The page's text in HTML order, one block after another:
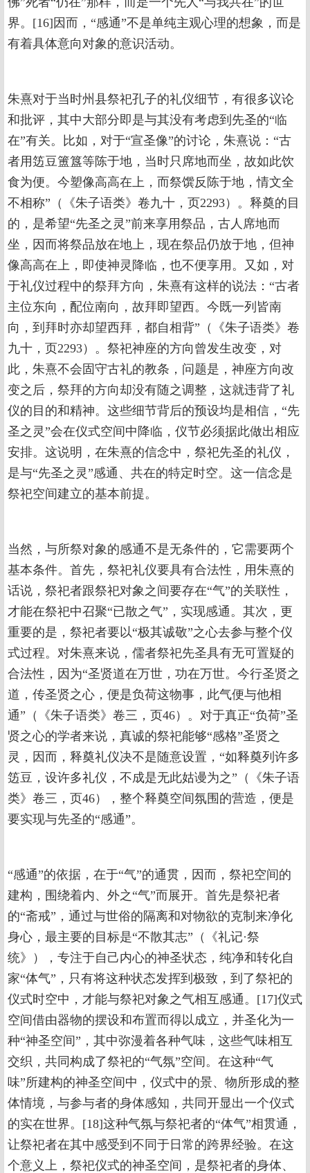
界。[16]因而，“感通”不是单纯主观心理的想象，而是
有着具体意向对象的意识活动。
朱熹对于当时州县祭祀孔子的礼仪细节，有很多议论
和批评，其中大部分即是与其没有考虑到先圣的“临
在”有关。比如，对于“宣圣像”的讨论，朱熹说：“古
者用笾豆簠簋等陈于地，当时只席地而坐，故如此饮
食为便。今塑像高高在上，而祭馔反陈于地，情文全
不相称”（《朱子语类》卷九十，页2293）。释奠的目
的，是希望“先圣之灵”前来享用祭品，古人席地而
坐，因而将祭品放在地上，现在祭品仍放于地，但神
像高高在上，即使神灵降临，也不便享用。又如，对
于礼仪过程中的祭拜方向，朱熹有这样的说法：“古者
主位东向，配位南向，故拜即望西。今既一列皆南
向，到拜时亦却望西拜，都自相背”（《朱子语类》卷
九十，页2293）。祭祀神座的方向曾发生改变，对
此，朱熹不会固守古礼的教条，问题是，神座方向改
变之后，祭拜的方向却没有随之调整，这就违背了礼
仪的目的和精神。这些细节背后的预设均是相信，“先
圣之灵”会在仪式空间中降临，仪节必须据此做出相应
安排。这说明，在朱熹的信念中，祭祀先圣的礼仪，
是与“先圣之灵”感通、共在的特定时空。这一信念是
祭祀空间建立的基本前提。
当然，与所祭对象的感通不是无条件的，它需要两个
基本条件。首先，祭祀礼仪要具有合法性，用朱熹的
话说，祭祀者跟祭祀对象之间要存在“气”的关联性，
才能在祭祀中召聚“已散之气”，实现感通。其次，更
重要的是，祭祀者要以“极其诚敬”之心去参与整个仪
式过程。对朱熹来说，儒者祭祀先圣具有无可置疑的
合法性，因为“圣贤道在万世，功在万世。今行圣贤之
道，传圣贤之心，便是负荷这物事，此气便与他相
通”（《朱子语类》卷三，页46）。对于真正“负荷”圣
贤之心的学者来说，真诚的祭祀能够“感格”圣贤之
灵，因而，释奠礼仪决不是随意设置，“如释奠列许多
笾豆，设许多礼仪，不成是无此姑谩为之”（《朱子语
类》卷三，页46），整个释奠空间氛围的营造，便是
要实现与先圣的“感通”。
“感通”的依据，在于“气”的通贯，因而，祭祀空间的
建构，围绕着内、外之“气”而展开。首先是祭祀者
的“斋戒”，通过与世俗的隔离和对物欲的克制来净化
身心，最主要的目标是“不散其志”（《礼记·祭
统》），专注于自己内心的神圣状态，纯净和转化自
家“体气”，只有将这种状态发挥到极致，到了祭祀的
仪式时空中，才能与祭祀对象之气相互感通。[17]仪式
空间借由器物的摆设和布置而得以成立，并圣化为一
种“神圣空间”，其中弥漫着各种气味，这些气味相互
交织，共同构成了祭祀的“气氛”空间。在这种“气
味”所建构的神圣空间中，仪式中的景、物所形成的整
体情境，与参与者的身体感知，共同开显出一个仪式
的实在世界。[18]这种气氛与祭祀者的“体气”相贯通，
让祭祀者在其中感受到不同于日常的跨界经验。在这
个意义上，祭祀仪式的神圣空间，是祭祀者的身体、